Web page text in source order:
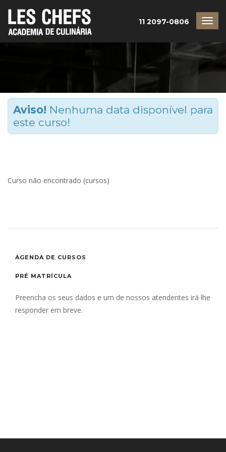
11 2097-0806
Aviso! Nenhuma data disponível para
este curso!
Curso não encontrado (cursos)
AGENDA DE CURSOS
PRÉ MATRÍCULA
Preencha os seus dados e um de nossos atendentes irá lhe
responder em breve.